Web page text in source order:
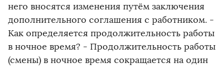
него вносятся изменения путём заключения
дополнительного соглашения с работником. -
Как определяется продолжительность работы
в ночное время? - Продолжительность работы
(смены) в ночное время сокращается на один